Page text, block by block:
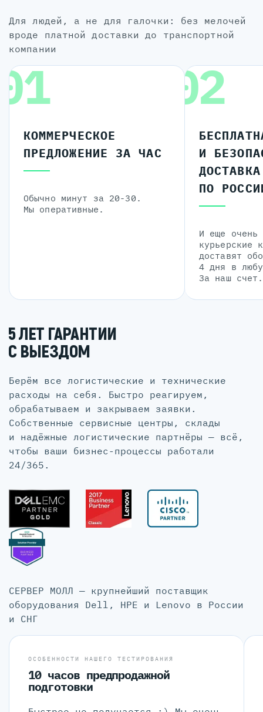
для людей, а не для галочки: без мелочей
вроде платной доставки до транспортной
компании
КОММЕРЧЕСКОЕ
ПРЕДЛОЖЕНИЕ ЗА ЧАС
Обычно минут за 20-30.
Мы оперативные.
02
И
ДОСТАВКА
ПО
И еще очень
курьерские
доставят
4 дня в
За наш счет.
5 ЛЕТ ГАРАНТИИ
С ВЫЕЗДОМ
Берём все логистические и технические
расходы на себя. Быстро реагируем,
обрабатываем и закрываем заявки.
Собственные сервисные центры, склады
и надёжные логистические партнёры — всё,
чтобы ваши бизнес-процессы работали
24/365.
СЕРВЕР МОЛЛ — крупнейший поставщик
оборудования Dell, HPE и Lenovo в России
и СНГ
ОСОБЕННОСТИ НАШЕГО ТЕСТИРОВАНИЯ
10 часов предпродажной
подготовки